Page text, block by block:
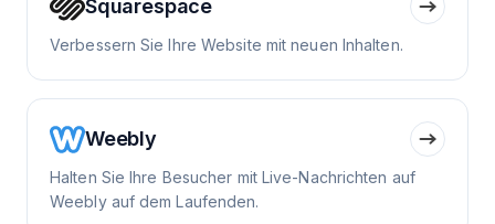
Squarespace
Verbessern Sie Ihre Website mit neuen Inhalten.
Weebly
Halten Sie Ihre Besucher mit Live-Nachrichten auf
Weebly auf dem Laufenden.